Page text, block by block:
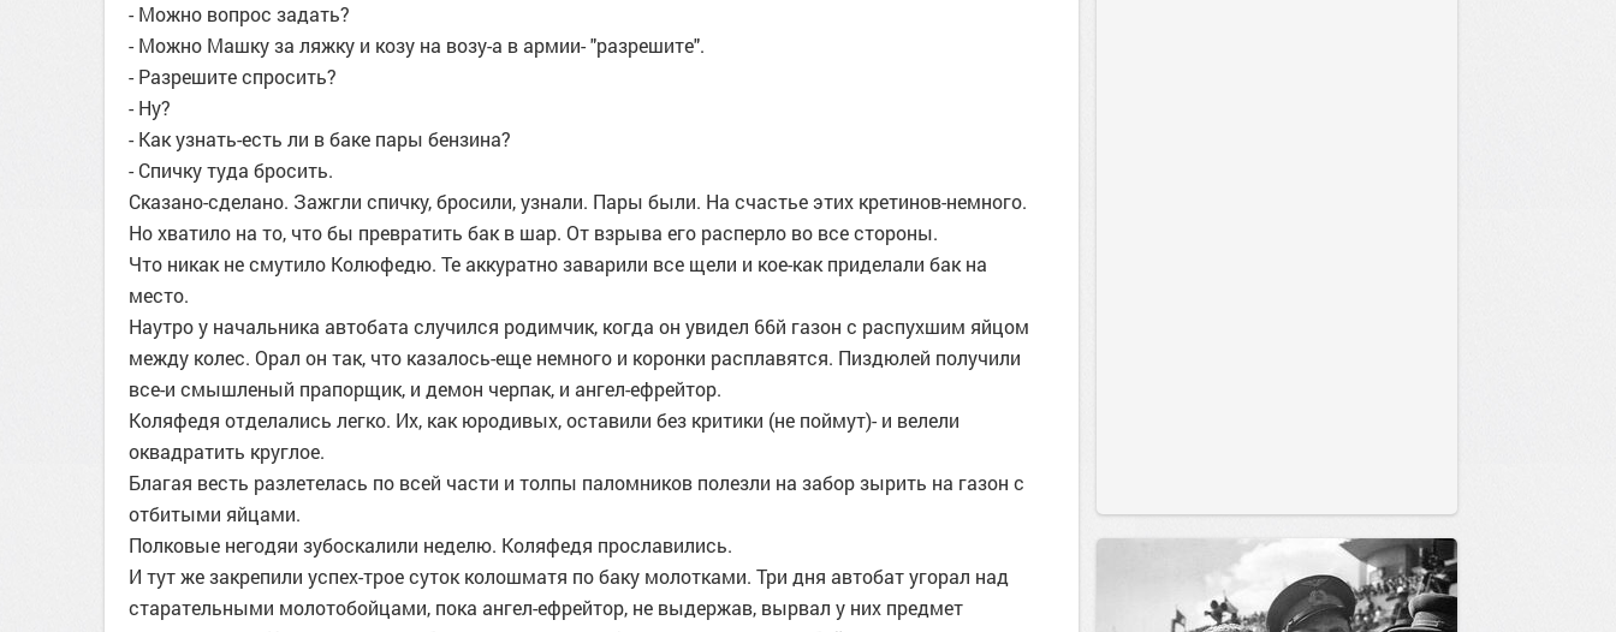
- Можно вопрос задать?
- Можно Машку за ляжку и козу на возу-а в армии- "разрешите".
- Разрешите спросить?
- Ну?
- Как узнать-есть ли в баке пары бензина?
- Спичку туда бросить.
Сказано-сделано. Зажгли спичку, бросили, узнали. Пары были. На счастье этих кретинов-немного.
Но хватило на то, что бы превратить бак в шар. От взрыва его расперло во все стороны.
Что никак не смутило Колюфедю. Те аккуратно заварили все щели и кое-как приделали бак на
место.
Наутро у начальника автобата случился родимчик, когда он увидел 66й газон с распухшим яйцом
между колес. Орал он так, что казалось-еще немного и коронки расплавятся. Пиздюлей получили
все-и смышленый прапорщик, и демон черпак, и ангел-ефрейтор.
Коляфедя отделались легко. Их, как юродивых, оставили без критики (не поймут)- и велели
оквадратить круглое.
Благая весть разлетелась по всей части и толпы паломников полезли на забор зырить на газон с
отбитыми яйцами.
Полковые негодяи зубоскалили неделю. Коляфедя прославились.
И тут же закрепили успех-трое суток колошматя по баку молотками. Три дня автобат угорал над
старательными молотобойцами, пока ангел-ефрейтор, не выдержав, вырвал у них предмет